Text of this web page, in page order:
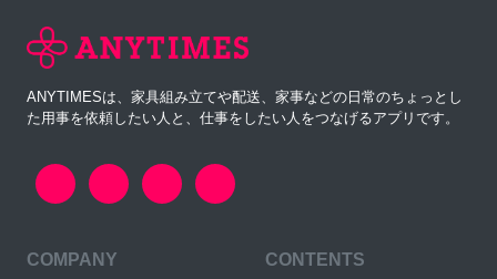
ANYTIMESは、家具組み立てや配送、家事などの日常のちょっとし
た用事を依頼したい人と、仕事をしたい人をつなげるアプリです。
COMPANY CONTENTS